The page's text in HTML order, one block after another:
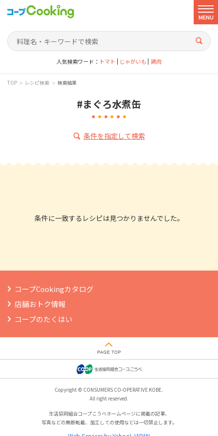
MENU
人気検索ワード： トマト じゃがいも 鶏肉
TOP > レシピ検索 > 検索結果
#まぐろ水煮缶
条件を指定して検索
条件に一致するレシピは見つかりませんでした。
コープCookingカタログ
店舗おトク情報
コープのたくはい
Copyright © CONSUMERS CO-OPERATIVE KOBE.
All right reserved.
生活協同組合コープこうべホームページに掲載の記事、
写真などの無断転載、加工しての使用などは一切禁止します。